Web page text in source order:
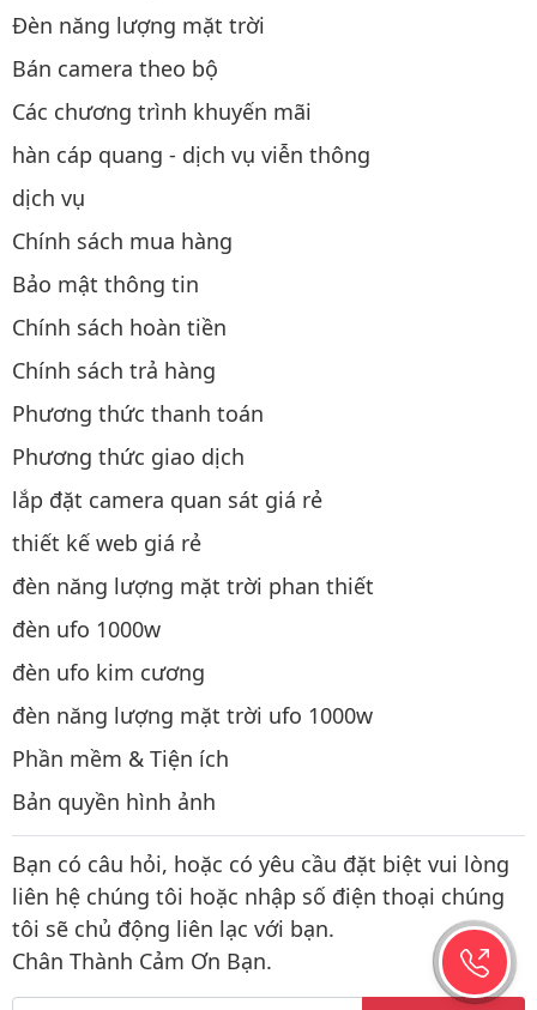
Đèn năng lượng mặt trời
Bán camera theo bộ
Các chương trình khuyến mãi
hàn cáp quang - dịch vụ viễn thông
dịch vụ
Chính sách mua hàng
Bảo mật thông tin
Chính sách hoàn tiền
Chính sách trả hàng
Phương thức thanh toán
Phương thức giao dịch
lắp đặt camera quan sát giá rẻ
thiết kế web giá rẻ
đèn năng lượng mặt trời phan thiết
đèn ufo 1000w
đèn ufo kim cương
đèn năng lượng mặt trời ufo 1000w
Phần mềm & Tiện ích
Bản quyền hình ảnh
Bạn có câu hỏi, hoặc có yêu cầu đặt biệt vui lòng
liên hệ chúng tôi hoặc nhập số điện thoại chúng
tôi sẽ chủ động liên lạc với bạn.
Chân Thành Cảm Ơn Bạn.